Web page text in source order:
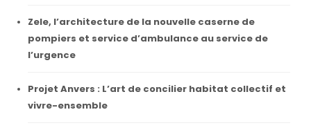
Zele, l’architecture de la nouvelle caserne de
pompiers et service d’ambulance au service de
l’urgence
Projet Anvers : L’art de concilier habitat collectif et
vivre-ensemble